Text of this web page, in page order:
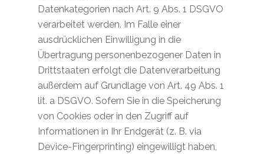
Datenkategorien nach Art. 9 Abs. 1 DSGVO
verarbeitet werden. Im Falle einer
ausdrücklichen Einwilligung in die
Übertragung personenbezogener Daten in
Drittstaaten erfolgt die Datenverarbeitung
außerdem auf Grundlage von Art. 49 Abs. 1
lit. a DSGVO. Sofern Sie in die Speicherung
von Cookies oder in den Zugriff auf
Informationen in Ihr Endgerät (z. B. via
Device-Fingerprinting) eingewilligt haben,